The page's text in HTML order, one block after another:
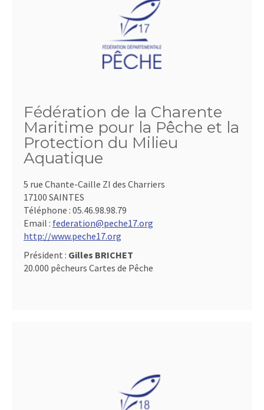
Fédération de la Charente
Maritime pour la Pêche et la
Protection du Milieu
Aquatique
5 rue Chante-Caille ZI des Charriers
17100 SAINTES
Téléphone : 05.46.98.98.79
Email : federation@peche17.org
http://www.peche17.org
Président : Gilles BRICHET
20.000 pêcheurs Cartes de Pêche